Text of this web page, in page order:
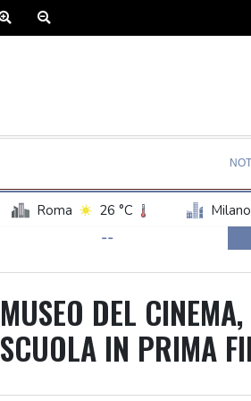
Roma 26 °C Milano
--
MUSEO DEL
SCUOLA IN PRIMA